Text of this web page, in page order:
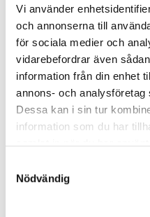
Vi använder
och annonserna till
för sociala medier och
vidarebefordrar även
information från din enhet
annons- och
Dessa kan i sin tur
information som du har
Nödvändig